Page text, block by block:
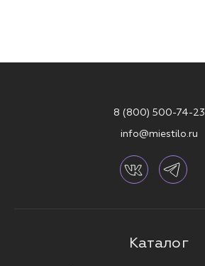
8 (800) 500-74-23
info@miestilo.ru
Каталог